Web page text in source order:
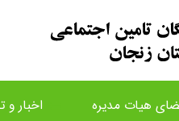
هیات مدیره اخبار و